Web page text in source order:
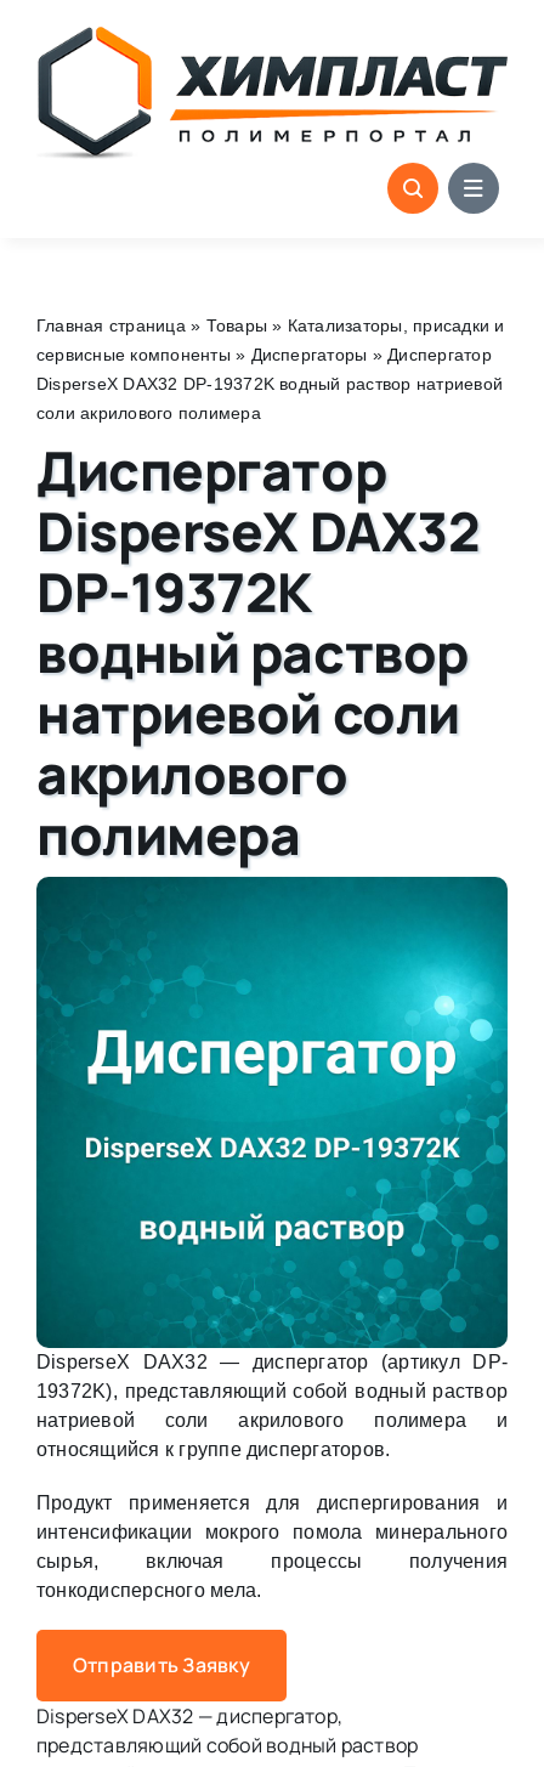
content
Главная страница » Товары » Катализаторы, присадки и
сервисные компоненты » Диспергаторы » Диспергатор
DisperseX DAX32 DP-19372K водный раствор натриевой
соли акрилового полимера
Диспергатор
DisperseX DAX32
DP-19372K
водный раствор
натриевой соли
акрилового
полимера
DisperseX DAX32 — диспергатор (артикул DP-
19372K), представляющий собой водный раствор
натриевой соли акрилового полимера и
относящийся к группе диспергаторов.
Продукт применяется для диспергирования и
интенсификации мокрого помола минерального
сырья, включая процессы получения
тонкодисперсного мела.
Отправить Заявку
DisperseX DAX32 — диспергатор,
представляющий собой водный раствор